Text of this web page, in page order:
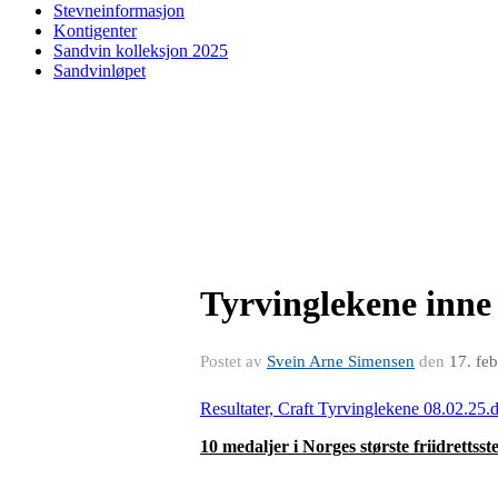
Stevneinformasjon
Kontigenter
Sandvin kolleksjon 2025
Sandvinløpet
Tyrvinglekene inne
Postet av Svein Arne Simensen den 17.
Resultater, Craft Tyrvinglekene
10 medaljer i Norges største